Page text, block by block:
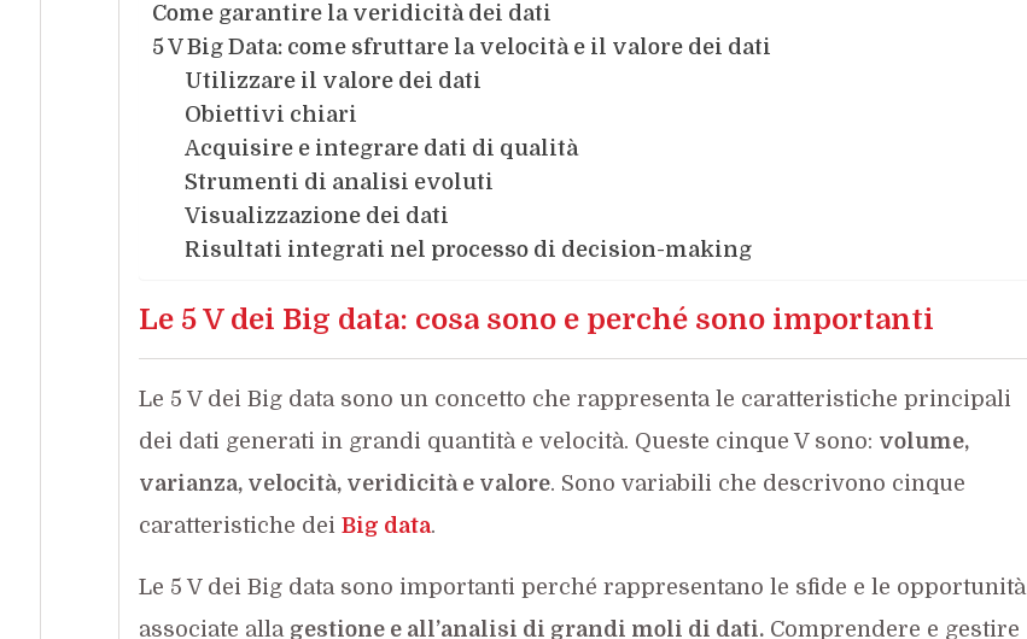
Come garantire la veridicità dei dati
5 V Big Data: come sfruttare la velocità e il valore dei dati
Utilizzare il valore dei dati
Obiettivi chiari
Acquisire e integrare dati di qualità
Strumenti di analisi evoluti
Visualizzazione dei dati
Risultati integrati nel processo di decision-making
Le 5 V dei Big data: cosa sono e perché sono importanti
Le 5 V dei Big data sono un concetto che rappresenta le caratteristiche principali
dei dati generati in grandi quantità e velocità. Queste cinque V sono: volume,
varianza, velocità, veridicità e valore. Sono variabili che descrivono cinque
caratteristiche dei Big data.
Le 5 V dei Big data sono importanti perché rappresentano le sfide e le opportunità
associate alla gestione e all’analisi di grandi moli di dati.Comprendere e gestire